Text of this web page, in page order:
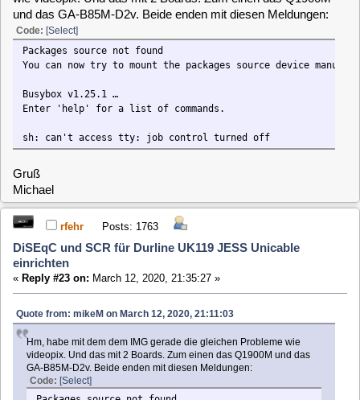
GA-B85M-D2v. Beide enden mit diesen Meldungen:
Code:[Select]
Packages source not found
You can now try to mount the packages source device manually to /
Busybox v1.25.1 …
sh: can't access tty: job control turned off
Gruß
Michael
Hi Michael,
nimm mal das ISO wie Claus ja schon geschrieben hatte.
Roland
mikeM Posts: 453
einrichten
«Reply #24 on:March 12, 2020, 21:40:40 »
Hab ich natürlich vergessen zu schreiben. Das hab ich
schon. Das funktioniert auch. Wäre ja nur schön
herauszubekommen, warum das andere Image nicht geht.